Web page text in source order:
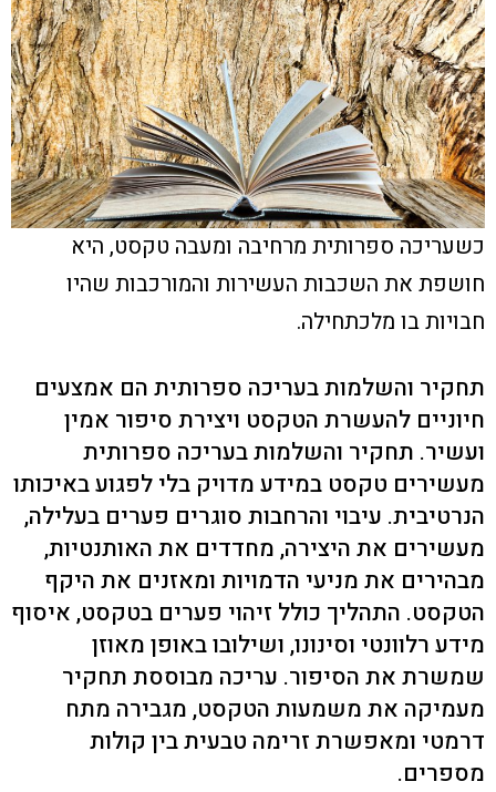
כשעריכה ספרותית מרחיבה ומעבה טקסט, היא
חושפת את השכבות העשירות והמורכבות שהיו
חבויות בו מלכתחילה.
תחקיר והשלמות בעריכה ספרותית הם אמצעים
חיוניים להעשרת הטקסט ויצירת סיפור אמין
ועשיר. תחקיר והשלמות בעריכה ספרותית
מעשירים טקסט במידע מדויק בלי לפגוע באיכותו
הנרטיבית. עיבוי והרחבות סוגרים פערים בעלילה,
מעשירים את היצירה, מחדדים את האותנטיות,
מבהירים את מניעי הדמויות ומאזנים את היקף
הטקסט. התהליך כולל זיהוי פערים בטקסט, איסוף
מידע רלוונטי וסינונו, ושילובו באופן מאוזן
שמשרת את הסיפור. עריכה מבוססת תחקיר
מעמיקה את משמעות הטקסט, מגבירה מתח
דרמטי ומאפשרת זרימה טבעית בין קולות
מספרים.